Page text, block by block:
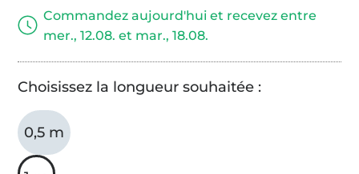
Commandez aujourd'hui et recevez entre
mer., 12.08. et mar., 18.08.
Choisissez la longueur souhaitée :
0,5 m